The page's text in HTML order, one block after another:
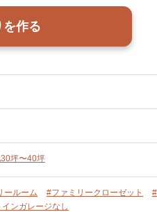
を作る
坪〜40坪
ールーム #ファミリークローゼット
ンガレージなし